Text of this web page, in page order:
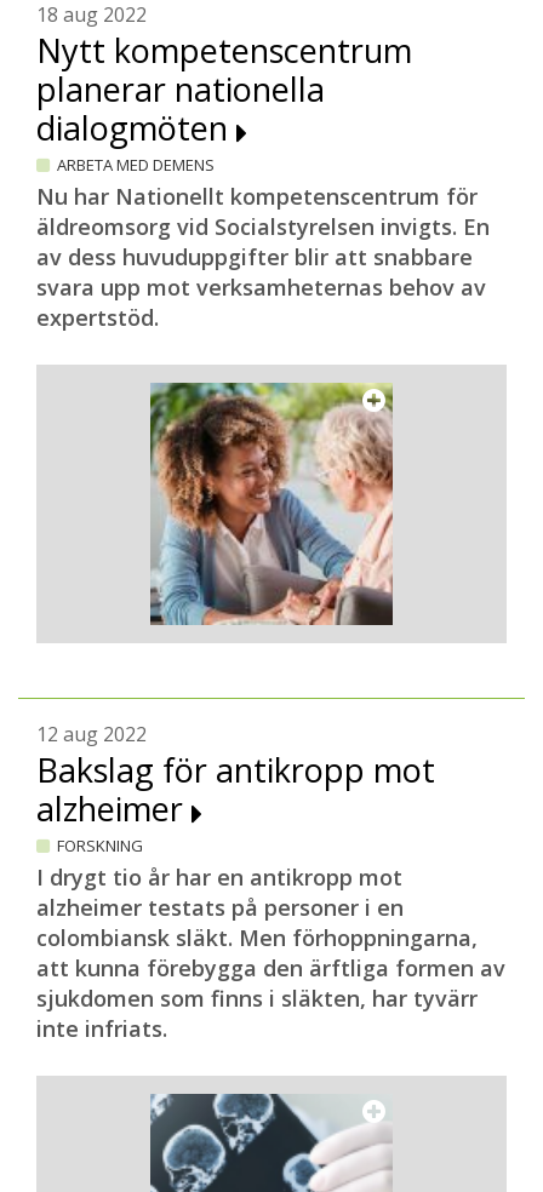
18 aug 2022
Nytt kompetenscentrum
planerar nationella
dialogmöten
ARBETA MED DEMENS
Nu har Nationellt kompetenscentrum för
äldreomsorg vid Socialstyrelsen invigts. En
av dess huvuduppgifter blir att snabbare
svara upp mot verksamheternas behov av
expertstöd.
12 aug 2022
Bakslag för antikropp mot
alzheimer
FORSKNING
I drygt tio år har en antikropp mot
alzheimer testats på personer i en
colombiansk släkt. Men förhoppningarna,
att kunna förebygga den ärftliga formen av
sjukdomen som finns i släkten, har tyvärr
inte infriats.